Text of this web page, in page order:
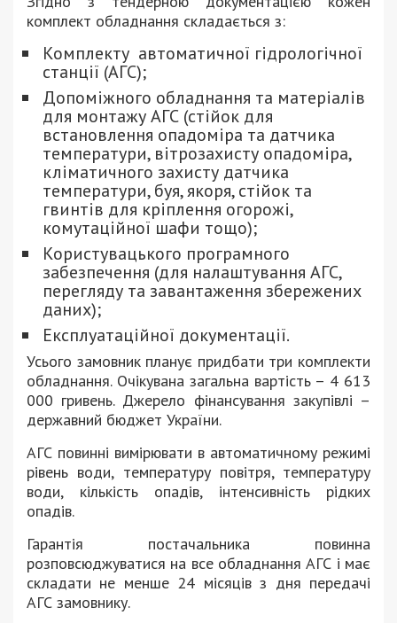
комплект обладнання складається з:
Комплекту автоматичної гідрологічної
станції (АГС);
Допоміжного обладнання та матеріалів
для монтажу АГС (стійок для
встановлення опадоміра та датчика
температури, вітрозахисту опадоміра,
кліматичного захисту датчика
температури, буя, якоря, стійок та
гвинтів для кріплення огорожі,
комутаційної шафи тощо);
Користувацького програмного
забезпечення (для налаштування АГС,
перегляду та завантаження збережених
даних);
Експлуатаційної документації.
Усього замовник планує придбати три комплекти
обладнання. Очікувана загальна вартість – 4 613
000 гривень. Джерело фінансування закупівлі –
державний бюджет України.
АГС повинні вимірювати в автоматичному режимі
рівень води, температуру повітря, температуру
води, кількість опадів, інтенсивність рідких
опадів.
Гарантія постачальника повинна
розповсюджуватися на все обладнання АГС і має
складати не менше 24 місяців з дня передачі
АГС замовнику.